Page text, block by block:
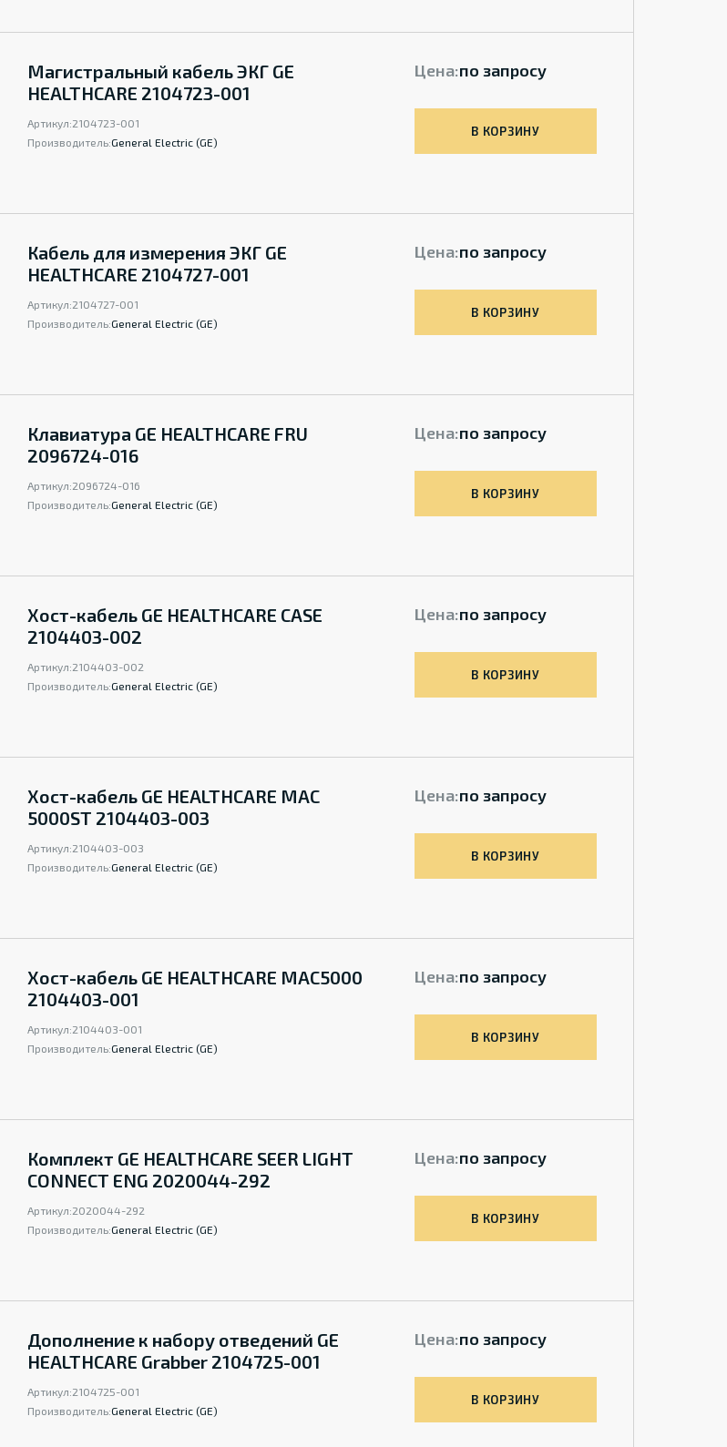
Магистральный кабель ЭКГ GE
HEALTHCARE 2104723-001
Артикул:2104723-001
Производитель:General Electric (GE)
Цена:по запросу
В КОРЗИНУ
Кабель для измерения ЭКГ GE
HEALTHCARE 2104727-001
Артикул:2104727-001
Производитель:General Electric (GE)
Цена:по запросу
В КОРЗИНУ
Клавиатура GE HEALTHCARE FRU
2096724-016
Артикул:2096724-016
Производитель:General Electric (GE)
Цена:по запросу
В КОРЗИНУ
Хост-кабель GE HEALTHCARE CASE
2104403-002
Артикул:2104403-002
Производитель:General Electric (GE)
Цена:по запросу
В КОРЗИНУ
Хост-кабель GE HEALTHCARE MAC
5000ST 2104403-003
Артикул:2104403-003
Производитель:General Electric (GE)
Цена:по запросу
В КОРЗИНУ
Хост-кабель GE HEALTHCARE MAC5000
2104403-001
Артикул:2104403-001
Производитель:General Electric (GE)
Цена:по запросу
В КОРЗИНУ
Комплект GE HEALTHCARE SEER LIGHT
CONNECT ENG 2020044-292
Артикул:2020044-292
Производитель:General Electric (GE)
Цена:по запросу
В КОРЗИНУ
Дополнение к набору отведений GE
HEALTHCARE Grabber 2104725-001
Артикул:2104725-001
Производитель:General Electric (GE)
Цена:по запросу
В КОРЗИНУ